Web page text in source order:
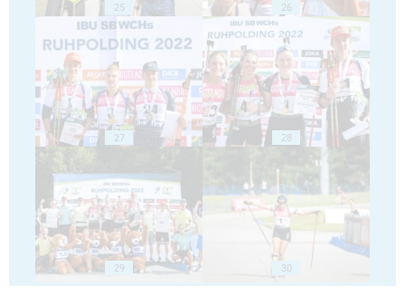
25 26
27 28
29 30